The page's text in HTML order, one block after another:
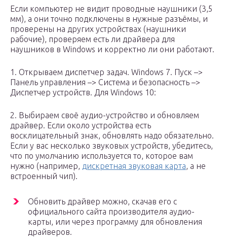
Если компьютер не видит проводные наушники (3,5
мм), а они точно подключены в нужные разъёмы, и
проверены на других устройствах (наушники
рабочие), проверяем есть ли драйвера для
наушников в Windows и корректно ли они работают.
1. Открываем диспетчер задач. Windows 7. Пуск –>
Панель управления –> Система и безопасность –>
Диспетчер устройств. Для Windows 10:
2. Выбираем своё аудио-устройство и обновляем
драйвер. Если около устройства есть
восклицательный знак, обновлять надо обязательно.
Если у вас несколько звуковых устройств, убедитесь,
что по умолчанию используется то, которое вам
нужно (например, дискретная звуковая карта, а не
встроенный чип).
Обновить драйвер можно, скачав его с
официального сайта производителя аудио-
карты, или через программу для обновления
драйверов.